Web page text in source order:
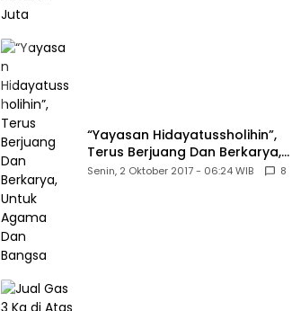
“Yayasan Hidayatussholihin”,
Terus Berjuang Dan Berkarya,
Untuk Agama Dan Bangsa
Senin, 2 Oktober 2017 - 06:24 WIB 8